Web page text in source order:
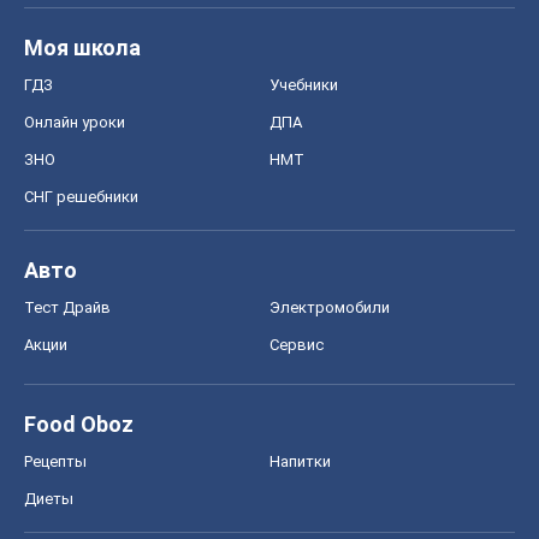
Моя школа
ГДЗ Учебники
Онлайн уроки ДПА
ЗНО НМТ
СНГ решебники
Авто
Тест Драйв Электромобили
Акции Сервис
Food Oboz
Рецепты Напитки
Диеты